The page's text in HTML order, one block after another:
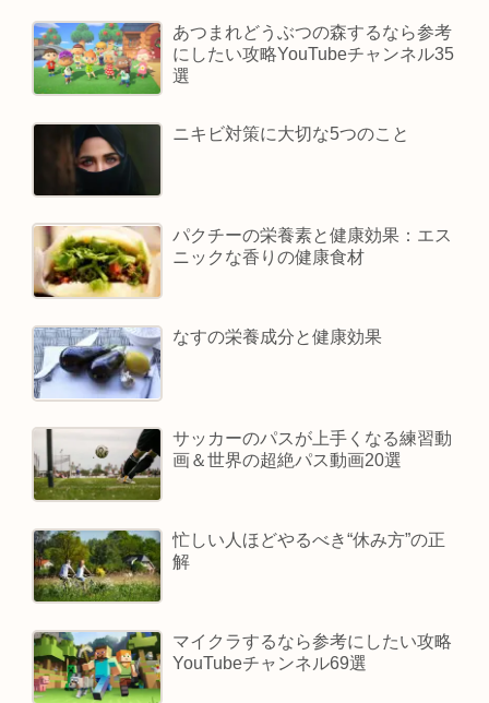
あつまれどうぶつの森するなら参考
にしたい攻略YouTubeチャンネル35
選
ニキビ対策に大切な5つのこと
パクチーの栄養素と健康効果：エス
ニックな香りの健康食材
なすの栄養成分と健康効果
サッカーのパスが上手くなる練習動
画＆世界の超絶パス動画20選
忙しい人ほどやるべき“休み方”の正
解
マイクラするなら参考にしたい攻略
YouTubeチャンネル69選